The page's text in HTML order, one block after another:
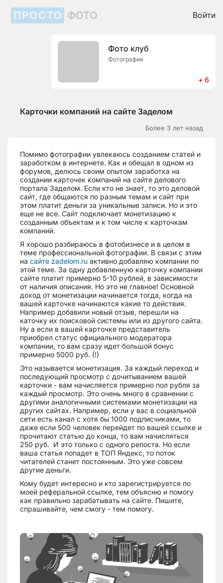
ПРОСТО ФОТО Войти
Фото клуб
Фотография
+ 6
Карточки компаний на сайте Заделом
Более 3 лет назад
Помимо фотографии увлекаюсь созданием статей и
заработком в интернете. Как и обещал в одном из
форумов, делюсь своим опытом заработка на
создании карточек компаний на сайте делового
портала Заделом. Если кто не знает, то это деловой
сайт, где общаются по разным темам и сайт при
этом платит деньги за уникальные записи. Но и это
еще не все. Сайт подключает монетизацию к
созданным объектам и к том числе к карточкам
компаний.
Я хорошо разбираюсь в фотобизнесе и в целом в
теме профессиональной фотографии. В связи с этим
на сайте zadelom.ru активно добавляю компании по
этой теме. За одну добавленную карточку компании
сайте платит примерно 5-10 рублей, в зависимости
от наличия описания. Но это не главное! Основной
доход от монетизации начинается тогда, когда на
вашей карточке начинаются какие то действия.
Например добавили новый отзыв, перешли на
каточку их поисковой системы или из другого сайта.
Ну а если в вашей карточке представитель
приобрел статус официального модератора
компании, то вам сразу идет большой бонус
примерно 5000 руб. (!)
Это называется монетизация. За каждый переход и
последующий просмотр с дочитыванием вашей
карточки - вам начисляется примерно пол рубля за
каждый просмотр. Это очень много в сравнении с
другими аналогичными системами монетизации на
других сайтах. Например, если у вас в социальной
сети есть канал с хотя бы 1000 подписчиками, то
даже если 500 человек перейдет по вашей ссылке и
прочитают статью до конца, то вам начисляться
250 руб. И это только с одного репоста. Но если
ваша статья попадет в ТОП Яндекс, то поток
читателей станет постоянным. Это уже совсем
другие деньги.
Кому будет интересно и кто зарегистрируется по
моей реферальной ссылке, тем объясню и помогу
как правильно зарабатывать на сайте. Пишите,
спрашивайте, чем смогу - тем помогу.